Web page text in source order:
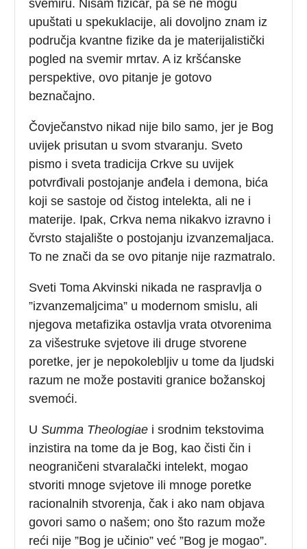
svemiru. Nisam fizičar, pa se ne mogu
upuštati u spekuklacije, ali dovoljno znam iz
područja kvantne fizike da je materijalistički
pogled na svemir mrtav. A iz kršćanske
perspektive, ovo pitanje je gotovo
beznačajno.
Čovječanstvo nikad nije bilo samo, jer je Bog
uvijek prisutan u svom stvaranju. Sveto
pismo i sveta tradicija Crkve su uvijek
potvrđivali postojanje anđela i demona, bića
koji se sastoje od čistog intelekta, ali ne i
materije. Ipak, Crkva nema nikakvo izravno i
čvrsto stajalište o postojanju izvanzemaljaca.
To ne znači da se ovo pitanje nije razmatralo.
Sveti Toma Akvinski nikada ne raspravlja o
”izvanzemaljcima” u modernom smislu, ali
njegova metafizika ostavlja vrata otvorenima
za višestruke svjetove ili druge stvorene
poretke, jer je nepokolebljiv u tome da ljudski
razum ne može postaviti granice božanskoj
svemoći.
USumma Theologiae i srodnim tekstovima
inzistira na tome da je Bog, kao čisti čin i
neograničeni stvaralački intelekt, mogao
stvoriti mnoge svjetove ili mnoge poretke
racionalnih stvorenja, čak i ako nam objava
govori samo o našem; ono što razum može
reći nije ”Bog je učinio” već ”Bog je mogao”.